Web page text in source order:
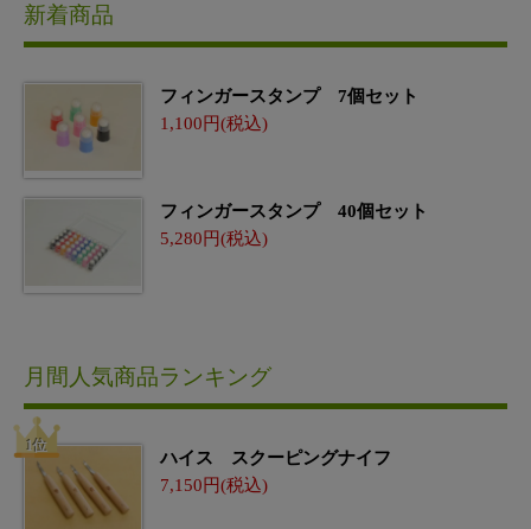
新着商品
フィンガースタンプ 7個セット
1,100
フィンガースタンプ 40個セット
5,280
月間人気商品ランキング
ハイス スクーピングナイフ
7,150